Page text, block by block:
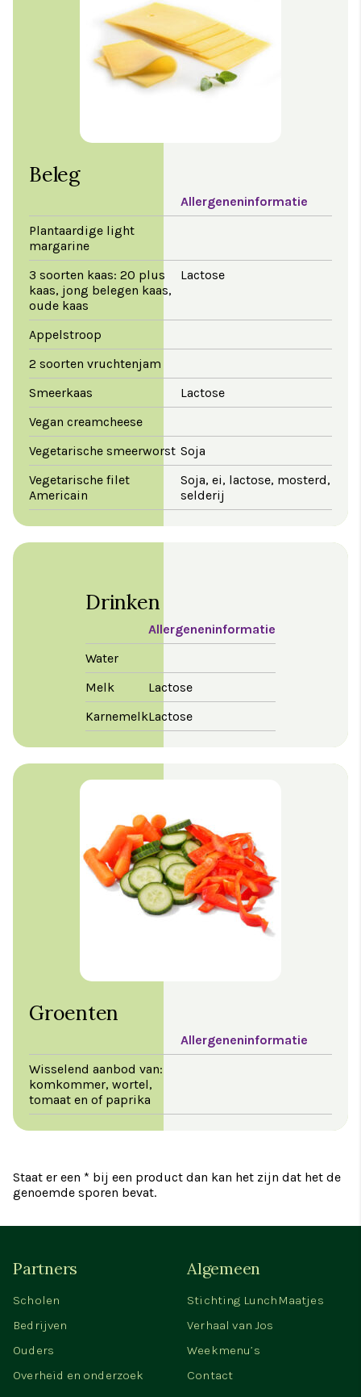
Beleg
Allergeneninformatie
Plantaardige light
margarine
3 soorten kaas: 20 plus
kaas, jong belegen kaas,
oude kaas
Lactose
Appelstroop
2 soorten vruchtenjam
Smeerkaas
Lactose
Vegan creamcheese
Vegetarische smeerworst Soja
Vegetarische filet
Americain
Soja, ei, lactose, mosterd,
selderij
Drinken
Allergeneninformatie
Water
Melk
Lactose
KarnemelkLactose
Groenten
Allergeneninformatie
Wisselend aanbod van:
komkommer, wortel,
tomaat en of paprika
Staat er een * bij een product dan kan het zijn dat het de
genoemde sporen bevat.
Partners
Scholen
Bedrijven
Ouders
Overheid en onderzoek
Algemeen
Stichting LunchMaatjes
Verhaal van Jos
Weekmenu’s
Contact